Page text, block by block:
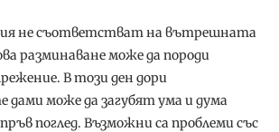
не съответстват на вътрешната
разминаване може да породи
В този ден дори
дами може да загубят ума и дума
поглед. Възможни са проблеми със